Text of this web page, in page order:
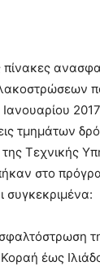
πίνακες
τμημάτων
Τεχνικής
στο
έως